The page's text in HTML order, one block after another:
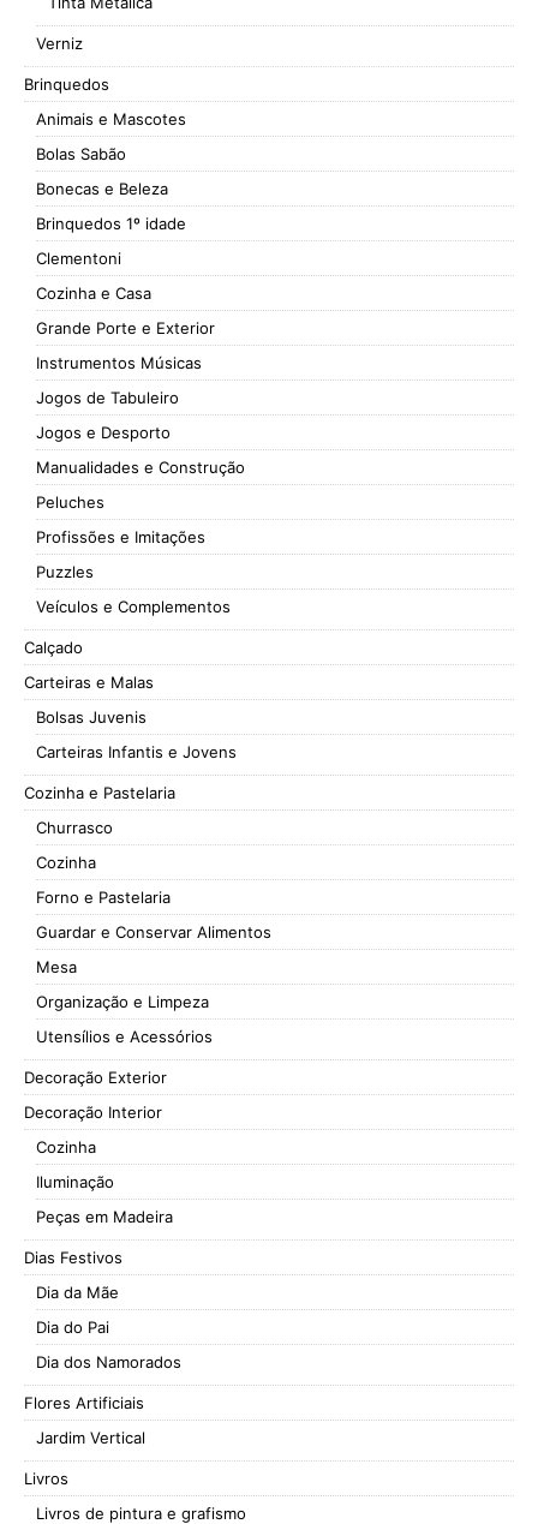
Verniz
Brinquedos
Animais e Mascotes
Bolas Sabão
Bonecas e Beleza
Brinquedos 1º idade
Clementoni
Cozinha e Casa
Grande Porte e Exterior
Instrumentos Músicas
Jogos de Tabuleiro
Jogos e Desporto
Manualidades e Construção
Peluches
Profissões e Imitações
Puzzles
Veículos e Complementos
Calçado
Carteiras e Malas
Bolsas Juvenis
Carteiras Infantis e Jovens
Cozinha e Pastelaria
Churrasco
Cozinha
Forno e Pastelaria
Guardar e Conservar Alimentos
Mesa
Organização e Limpeza
Utensílios e Acessórios
Decoração Exterior
Decoração Interior
Cozinha
Iluminação
Peças em Madeira
Dias Festivos
Dia da Mãe
Dia do Pai
Dia dos Namorados
Flores Artificiais
Jardim Vertical
Livros
Livros de pintura e grafismo